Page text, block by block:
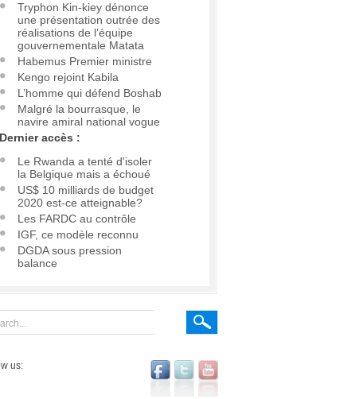
Tryphon Kin-kiey dénonce
une présentation outrée des
réalisations de l’équipe
gouvernementale Matata
Habemus Premier ministre
Kengo rejoint Kabila
L’homme qui défend Boshab
Malgré la bourrasque, le
navire amiral national vogue
Dernier accès :
Le Rwanda a tenté d'isoler
la Belgique mais a échoué
US$ 10 milliards de budget
2020 est-ce atteignable?
Les FARDC au contrôle
IGF, ce modèle reconnu
DGDA sous pression
balance
us: